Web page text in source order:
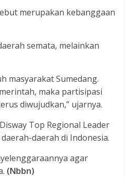
merupakan kebanggaan
semata, melainkan
masyarakat Sumedang.
maka partisipasi
diwujudkan,” ujarnya.
Top Regional Leader
daerah di Indonesia.
agar
(Nbbn)